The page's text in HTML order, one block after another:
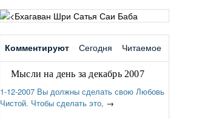
Комментируют Сегодня Читаемое
Мысли на день за декабрь 2007
1-12-2007 Вы должны сделать свою Любовь
Чистой. Чтобы сделать это, →